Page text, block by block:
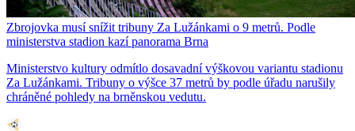
Zbrojovka musí snížit tribuny Za Lužánkami o 9 metrů. Podle
ministerstva stadion kazí panorama Brna
Ministerstvo kultury odmítlo dosavadní výškovou variantu stadionu
Za Lužánkami. Tribuny o výšce 37 metrů by podle úřadu narušily
chráněné pohledy na brněnskou vedutu.